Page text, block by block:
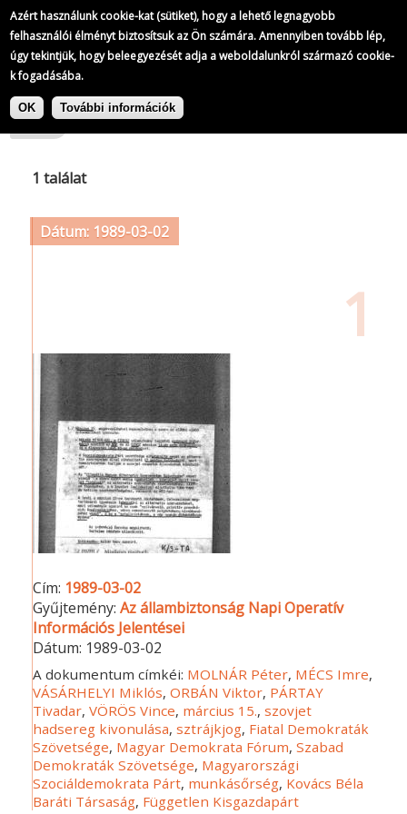
Azért használunk cookie-kat (sütiket), hogy a lehető legnagyobb
felhasználói élményt biztosítsuk az Ön számára. Amennyiben tovább lép,
úgy tekintjük, hogy beleegyezését adja a weboldalunkról származó cookie-
k fogadásába.
OK További információk
Ugrás
Címke: Kovács Béla Baráti Társaság
1 találat
Dátum: 1989-03-02
1
Cím: 1989-03-02
Gyűjtemény:Az állambiztonság Napi Operatív
Információs Jelentései
Dátum: 1989-03-02
A dokumentum címkéi: MOLNÁR Péter, MÉCS Imre,
VÁSÁRHELYI Miklós,ORBÁN Viktor, PÁRTAY
Tivadar,VÖRÖS Vince, március 15.,szovjet
hadsereg kivonulása,sztrájkjog, Fiatal Demokraták
Szövetsége, Magyar Demokrata Fórum,Szabad
Demokraták Szövetsége, Magyarországi
Szociáldemokrata Párt, munkásőrség, Kovács Béla
Baráti Társaság, Független Kisgazdapárt